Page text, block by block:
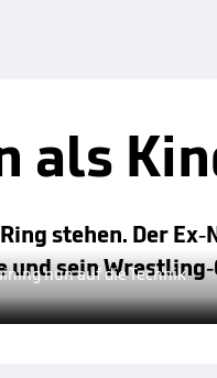
als
stehen. Der
und sein
nun auf die Technik